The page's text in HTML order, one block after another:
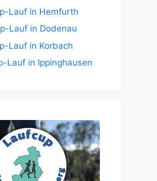
Lauf in Hemfurth
Lauf in Dodenau
Lauf in Korbach
Lauf in Ippinghausen